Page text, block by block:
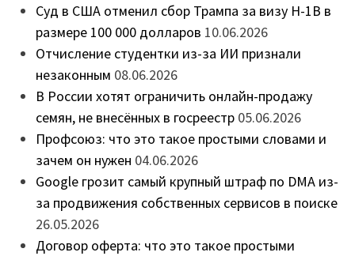
Суд в США отменил сбор Трампа за визу H-1B в
размере 100 000 долларов 10.06.2026
Отчисление студентки из-за ИИ признали
незаконным 08.06.2026
В России хотят ограничить онлайн-продажу
семян, не внесённых в госреестр 05.06.2026
Профсоюз: что это такое простыми словами и
зачем он нужен 04.06.2026
Google грозит самый крупный штраф по DMA из-
за продвижения собственных сервисов в поиске
26.05.2026
Договор оферта: что это такое простыми